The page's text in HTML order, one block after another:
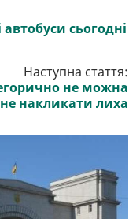
сьогодні
Наступна стаття:
не можна
накликати лиха